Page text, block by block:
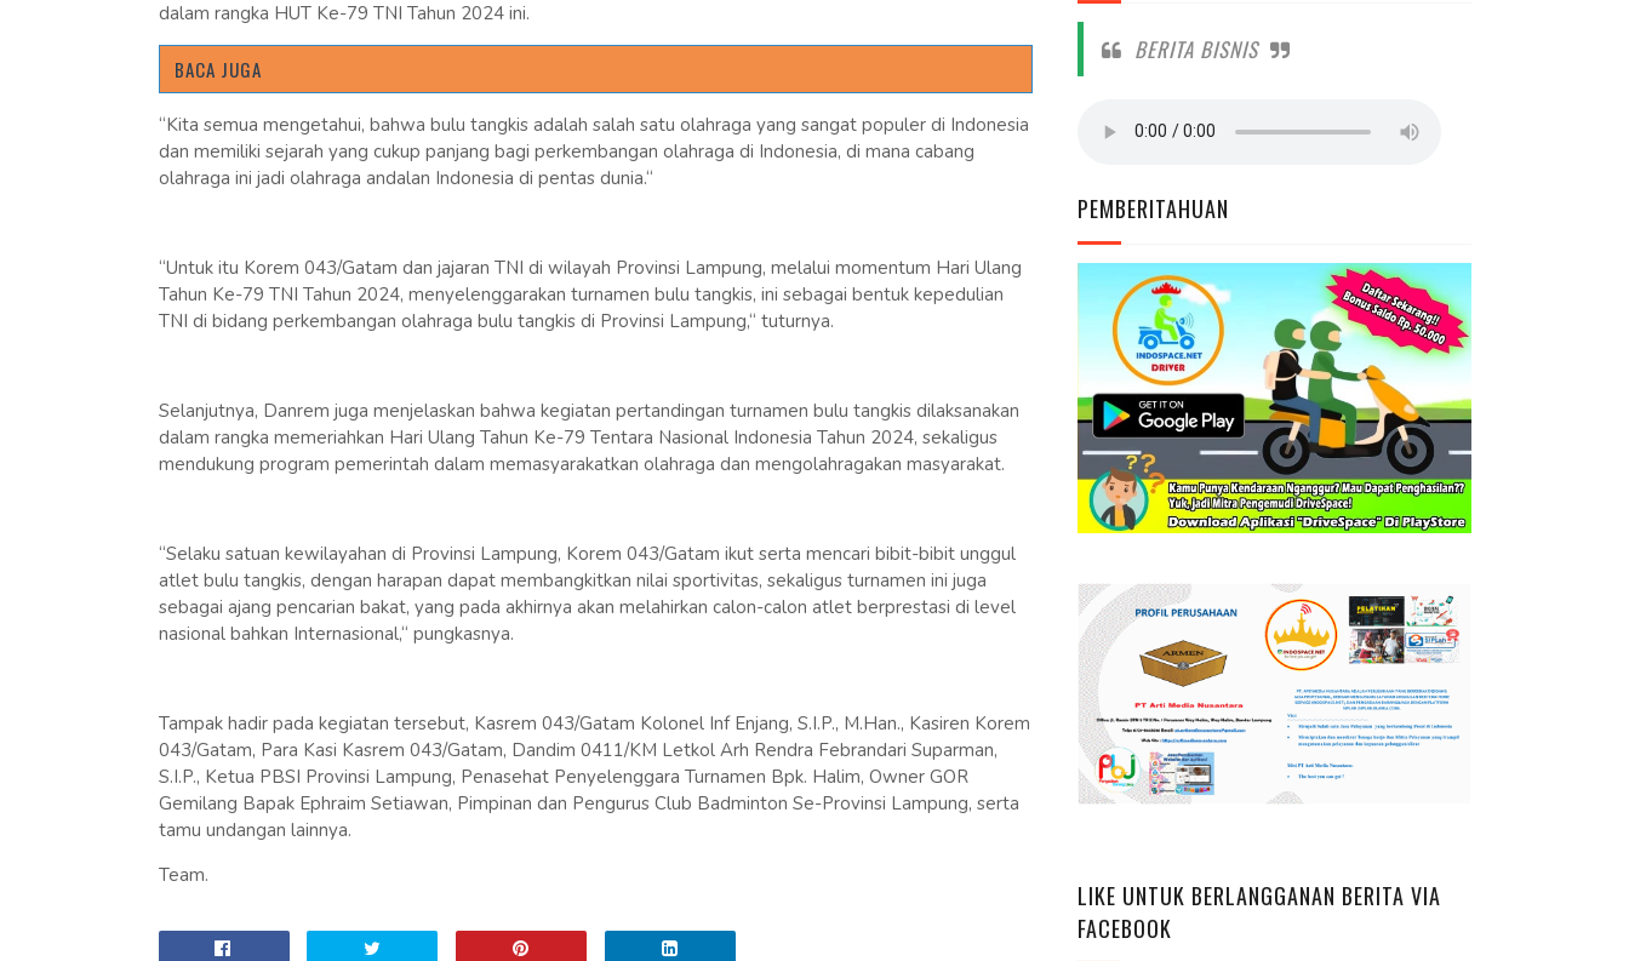
dalam rangka HUT Ke-79 TNI Tahun 2024 ini.
BACA JUGA
“Kita semua mengetahui, bahwa bulu tangkis adalah salah satu olahraga yang sangat populer di Indonesia
dan memiliki sejarah yang cukup panjang bagi perkembangan olahraga di Indonesia, di mana cabang
olahraga ini jadi olahraga andalan Indonesia di pentas dunia.“
“Untuk itu Korem 043/Gatam dan jajaran TNI di wilayah Provinsi Lampung, melalui momentum Hari Ulang
Tahun Ke-79 TNI Tahun 2024, menyelenggarakan turnamen bulu tangkis, ini sebagai bentuk kepedulian
TNI di bidang perkembangan olahraga bulu tangkis di Provinsi Lampung,“ tuturnya.
Selanjutnya, Danrem juga menjelaskan bahwa kegiatan pertandingan turnamen bulu tangkis dilaksanakan
dalam rangka memeriahkan Hari Ulang Tahun Ke-79 Tentara Nasional Indonesia Tahun 2024, sekaligus
mendukung program pemerintah dalam memasyarakatkan olahraga dan mengolahragakan masyarakat.
“Selaku satuan kewilayahan di Provinsi Lampung, Korem 043/Gatam ikut serta mencari bibit-bibit unggul
atlet bulu tangkis, dengan harapan dapat membangkitkan nilai sportivitas, sekaligus turnamen ini juga
sebagai ajang pencarian bakat, yang pada akhirnya akan melahirkan calon-calon atlet berprestasi di level
nasional bahkan Internasional,“ pungkasnya.
Tampak hadir pada kegiatan tersebut, Kasrem 043/Gatam Kolonel Inf Enjang, S.I.P., M.Han., Kasiren Korem
043/Gatam, Para Kasi Kasrem 043/Gatam, Dandim 0411/KM Letkol Arh Rendra Febrandari Suparman,
S.I.P., Ketua PBSI Provinsi Lampung, Penasehat Penyelenggara Turnamen Bpk. Halim, Owner GOR
Gemilang Bapak Ephraim Setiawan, Pimpinan dan Pengurus Club Badminton Se-Provinsi Lampung, serta
tamu undangan lainnya.
Team.
BERITA BISNIS
PEMBERITAHUAN
LIKE UNTUK BERLANGGANAN BERITA VIA
FACEBOOK